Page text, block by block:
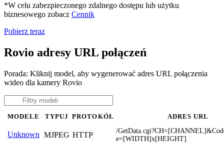
*W celu zabezpieczonego zdalnego dostępu lub użytku
biznesowego zobacz Cennik
Pobierz teraz
Rovio adresy URL połączeń
Porada: Kliknij model, aby wygenerować adres URL połączenia
wideo dla kamery Rovio
MODELE TYPUJ PROTOKÓŁ ADRES URL
Unknown MJPEG HTTP
/
e=[WIDTH]x[HEIGHT]